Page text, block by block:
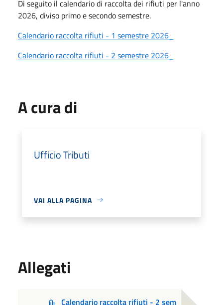
Di seguito il calendario di raccolta dei rifiuti per l'anno
2026, diviso primo e secondo semestre.
Calendario raccolta rifiuti - 1 semestre 2026_
Calendario raccolta rifiuti - 2 semestre 2026_
A cura di
Ufficio Tributi
VAI ALLA PAGINA
Allegati
Calendario raccolta rifiuti - 2 sem